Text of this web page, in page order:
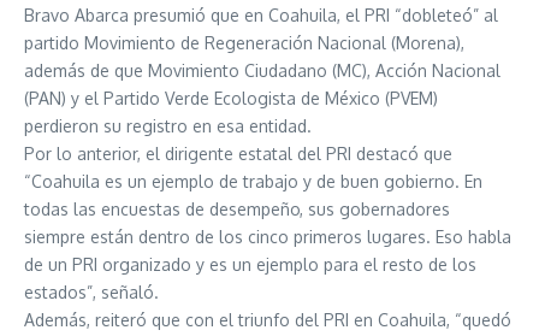
Bravo Abarca presumió que en Coahuila, el PRI “dobleteó” al
partido Movimiento de Regeneración Nacional (Morena),
además de que Movimiento Ciudadano (MC), Acción Nacional
(PAN) y el Partido Verde Ecologista de México (PVEM)
perdieron su registro en esa entidad.
Por lo anterior, el dirigente estatal del PRI destacó que
“Coahuila es un ejemplo de trabajo y de buen gobierno. En
todas las encuestas de desempeño, sus gobernadores
siempre están dentro de los cinco primeros lugares. Eso habla
de un PRI organizado y es un ejemplo para el resto de los
estados”, señaló.
Además, reiteró que con el triunfo del PRI en Coahuila, “quedó